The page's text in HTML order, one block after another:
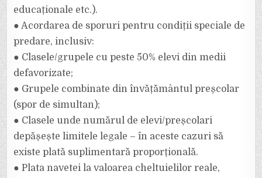
educaționale etc.).
● Acordarea de sporuri pentru condiții speciale de
predare, inclusiv:
● Clasele/grupele cu peste 50% elevi din medii
defavorizate;
● Grupele combinate din învățământul preșcolar
(spor de simultan);
● Clasele unde numărul de elevi/preșcolari
depășește limitele legale – în aceste cazuri să
existe plată suplimentară proporțională.
● Plata navetei la valoarea cheltuielilor reale,